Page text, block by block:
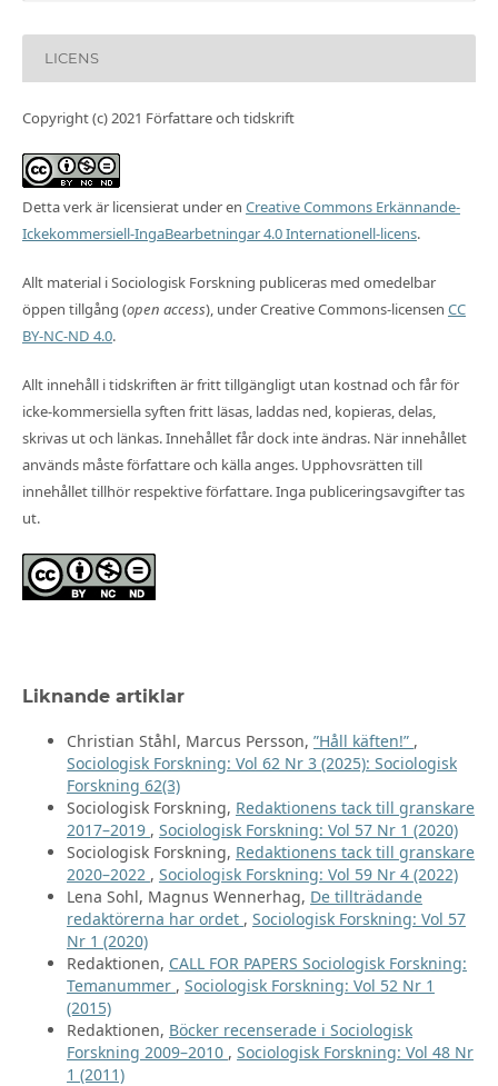
LICENS
Copyright (c) 2021 Författare och tidskrift
Detta verk är licensierat under en Creative Commons Erkännande-
Ickekommersiell-IngaBearbetningar 4.0 Internationell-licens.
Allt material i Sociologisk Forskning publiceras med omedelbar
öppen tillgång (open access), under Creative Commons-licensen CC
BY-NC-ND 4.0.
Allt innehåll i tidskriften är fritt tillgängligt utan kostnad och får för
icke-kommersiella syften fritt läsas, laddas ned, kopieras, delas,
skrivas ut och länkas. Innehållet får dock inte ändras. När innehållet
används måste författare och källa anges. Upphovsrätten till
innehållet tillhör respektive författare. Inga publiceringsavgifter tas
ut.
Liknande artiklar
Christian Ståhl, Marcus Persson, ”Håll käften!” ,
Sociologisk Forskning: Vol 62 Nr 3 (2025): Sociologisk
Forskning 62(3)
Sociologisk Forskning, Redaktionens tack till granskare
2017–2019 , Sociologisk Forskning: Vol 57 Nr 1 (2020)
Sociologisk Forskning, Redaktionens tack till granskare
2020–2022 , Sociologisk Forskning: Vol 59 Nr 4 (2022)
Lena Sohl, Magnus Wennerhag, De tillträdande
redaktörerna har ordet , Sociologisk Forskning: Vol 57
Nr 1 (2020)
Redaktionen, CALL FOR PAPERS Sociologisk Forskning:
Temanummer , Sociologisk Forskning: Vol 52 Nr 1
(2015)
Redaktionen, Böcker recenserade i Sociologisk
Forskning 2009–2010 , Sociologisk Forskning: Vol 48 Nr
1 (2011)